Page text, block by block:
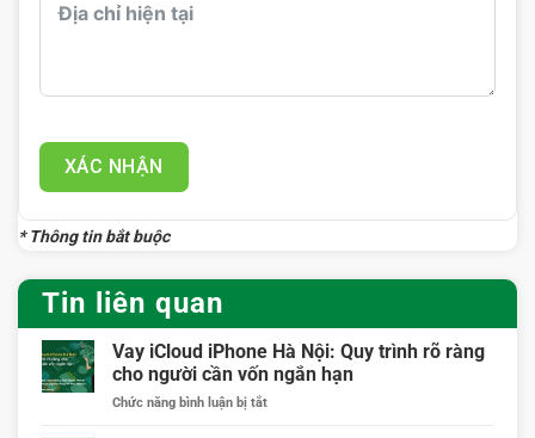
XÁC NHẬN
* Thông tin bắt buộc
Tin liên quan
Vay iCloud iPhone Hà Nội: Quy trình rõ ràng
cho người cần vốn ngắn hạn
Chức năng bình luận bị tắtở